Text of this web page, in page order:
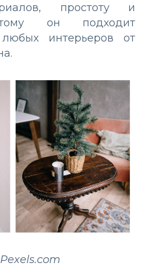
простоту и
он подходит
интерьеров от